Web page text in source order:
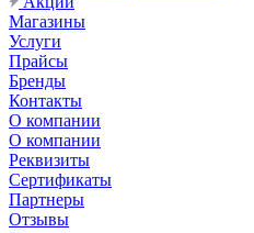
Магазины
Услуги
Прайсы
Бренды
Контакты
О компании
О компании
Реквизиты
Сертификаты
Партнеры
Отзывы